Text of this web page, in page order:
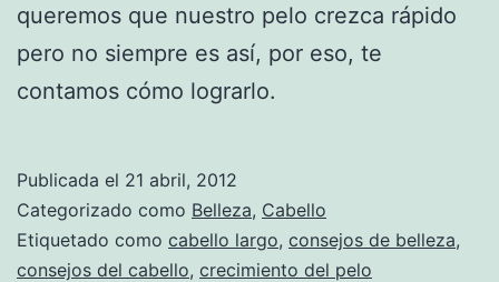
queremos que nuestro pelo crezca rápido
pero no siempre es así, por eso, te
contamos cómo lograrlo.
Publicada el 21 abril, 2012
Categorizado como Belleza, Cabello
Etiquetado como cabello largo, consejos de belleza,
consejos del cabello, crecimiento del pelo